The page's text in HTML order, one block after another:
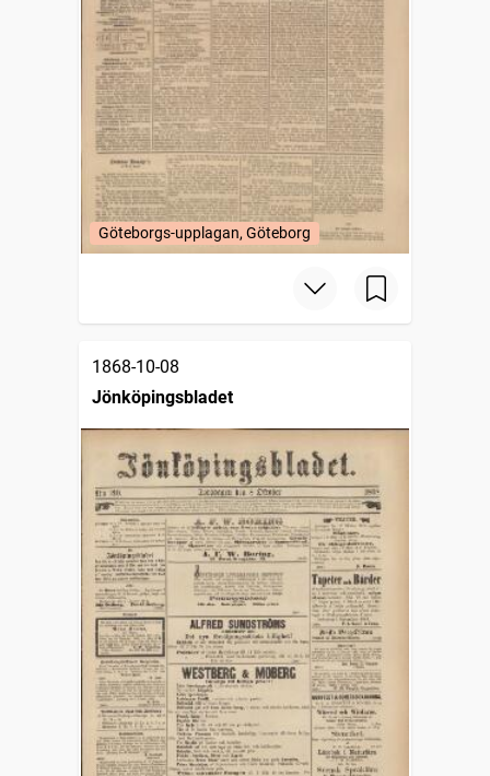
Göteborgs-upplagan, Göteborg
1868-10-08
Jönköpingsbladet